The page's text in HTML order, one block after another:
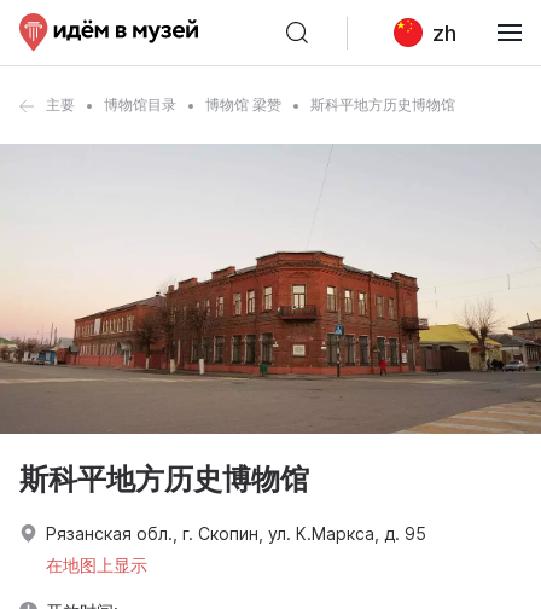
zh
主要 博物馆目录 博物馆 梁赞 斯科平地方历史博物馆
斯科平地方历史博物馆
Рязанская обл., г. Скопин, ул. К.Маркса, д. 95
在地图上显示